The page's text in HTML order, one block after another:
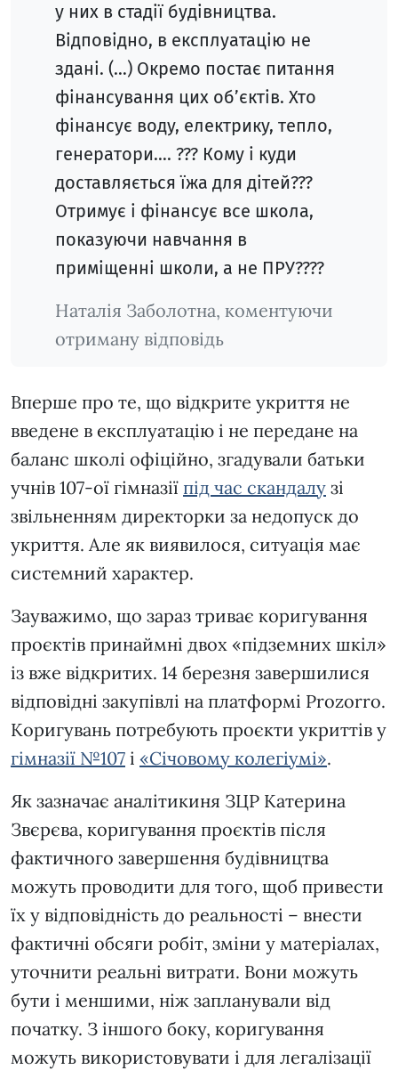
у них в стадії будівництва.
Відповідно, в експлуатацію не
здані. (…) Окремо постає питання
фінансування цих об’єктів. Хто
фінансує воду, електрику, тепло,
генератори…. ??? Кому і куди
доставляється їжа для дітей???
Отримує і фінансує все школа,
показуючи навчання в
приміщенні школи, а не ПРУ????
Наталія Заболотна, коментуючи
отриману відповідь
Вперше про те, що відкрите укриття не
введене в експлуатацію і не передане на
баланс школі офіційно, згадували батьки
учнів 107-ої гімназії під час скандалу зі
звільненням директорки за недопуск до
укриття. Але як виявилося, ситуація має
системний характер.
Зауважимо, що зараз триває коригування
проєктів принаймні двох «підземних шкіл»
із вже відкритих. 14 березня завершилися
відповідні закупівлі на платформі Prozorro.
Коригувань потребують проєкти укриттів у
гімназії №107 і «Січовому колегіумі».
Як зазначає аналітикиня ЗЦР Катерина
Звєрєва, коригування проєктів після
фактичного завершення будівництва
можуть проводити для того, щоб привести
їх у відповідність до реальності – внести
фактичні обсяги робіт, зміни у матеріалах,
уточнити реальні витрати. Вони можуть
бути і меншими, ніж запланували від
початку. З іншого боку, коригування
можуть використовувати і для легалізації